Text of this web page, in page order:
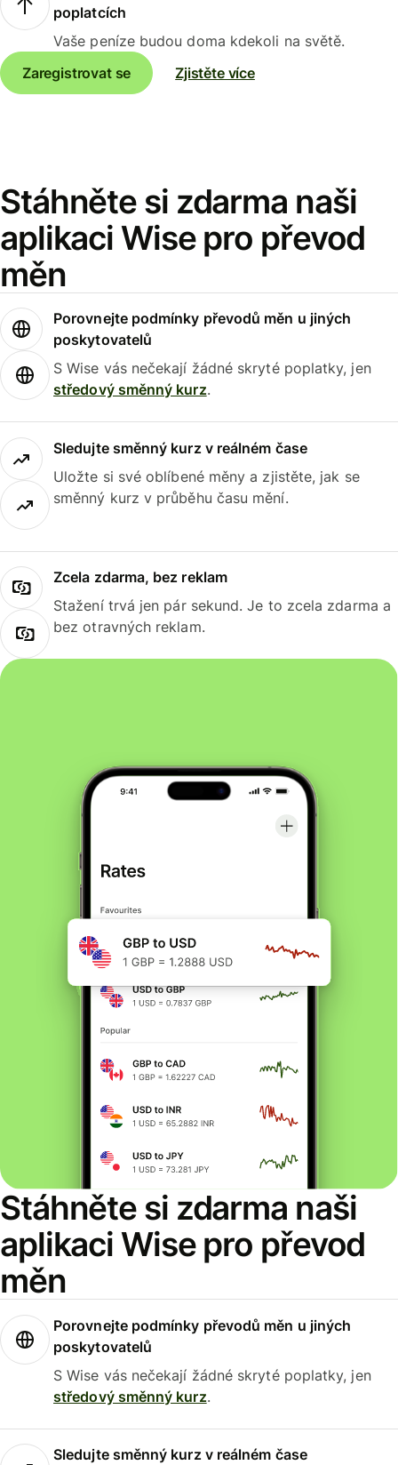
poplatcích
Vaše peníze budou doma kdekoli na světě.
Zaregistrovat se
Zjistěte více
Stáhněte si zdarma naši
aplikaci Wise pro převod
měn
Porovnejte podmínky převodů měn u jiných
poskytovatelů
S Wise vás nečekají žádné skryté poplatky, jen
středový směnný kurz.
Sledujte směnný kurz v reálném čase
Uložte si své oblíbené měny a zjistěte, jak se
směnný kurz v průběhu času mění.
Zcela zdarma, bez reklam
Stažení trvá jen pár sekund. Je to zcela zdarma a
bez otravných reklam.
Stáhněte si zdarma naši
aplikaci Wise pro převod
měn
Porovnejte podmínky převodů měn u jiných
poskytovatelů
S Wise vás nečekají žádné skryté poplatky, jen
středový směnný kurz.
Sledujte směnný kurz v reálném čase